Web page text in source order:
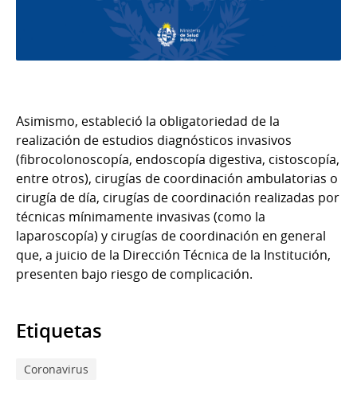
Asimismo, estableció la obligatoriedad de la
realización de estudios diagnósticos invasivos
(fibrocolonoscopía, endoscopía digestiva, cistoscopía,
entre otros), cirugías de coordinación ambulatorias o
cirugía de día, cirugías de coordinación realizadas por
técnicas mínimamente invasivas (como la
laparoscopía) y cirugías de coordinación en general
que, a juicio de la Dirección Técnica de la Institución,
presenten bajo riesgo de complicación.
Etiquetas
Coronavirus